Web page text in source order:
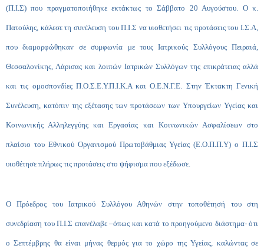
(Π.Ι.Σ) που πραγματοποιήθηκε εκτάκτως το Σάββατο 20 Αυγούστου. Ο κ.
Πατούλης, κάλεσε τη συνέλευση του Π.Ι.Σ να υιοθετήσει τις προτάσεις του Ι.Σ.Α,
που διαμορφώθηκαν σε συμφωνία με τους Ιατρικούς Συλλόγους Πειραιά,
Θεσσαλονίκης, Λάρισας και λοιπών Ιατρικών Συλλόγων της επικράτειας αλλά
και τις ομοσπονδίες Π.Ο.Σ.Ε.Υ.Π.Ι.Κ.Α και Ο.Ε.Ν.Γ.Ε. Στην Έκτακτη Γενική
Συνέλευση, κατόπιν της εξέτασης των προτάσεων των Υπουργείων Υγείας και
Κοινωνικής Αλληλεγγύης και Εργασίας και Κοινωνικών Ασφαλίσεων στο
πλαίσιο του Εθνικού Οργανισμού Πρωτοβάθμιας Υγείας (Ε.Ο.Π.Π.Υ) ο Π.Ι.Σ
υιοθέτησε πλήρως τις προτάσεις στο ψήφισμα που εξέδωσε.
Ο Πρόεδρος του Ιατρικού Συλλόγου Αθηνών στην τοποθέτησή του στη
συνεδρίαση του Π.Ι.Σ επανέλαβε –όπως και κατά το προηγούμενο διάστημα- ότι
ο Σεπτέμβρης θα είναι μήνας θερμός για το χώρο της Υγείας, καλώντας σε